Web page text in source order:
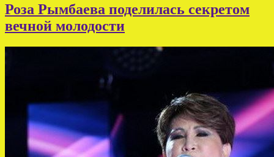
Роза Рымбаева поделилась секретом
вечной молодости